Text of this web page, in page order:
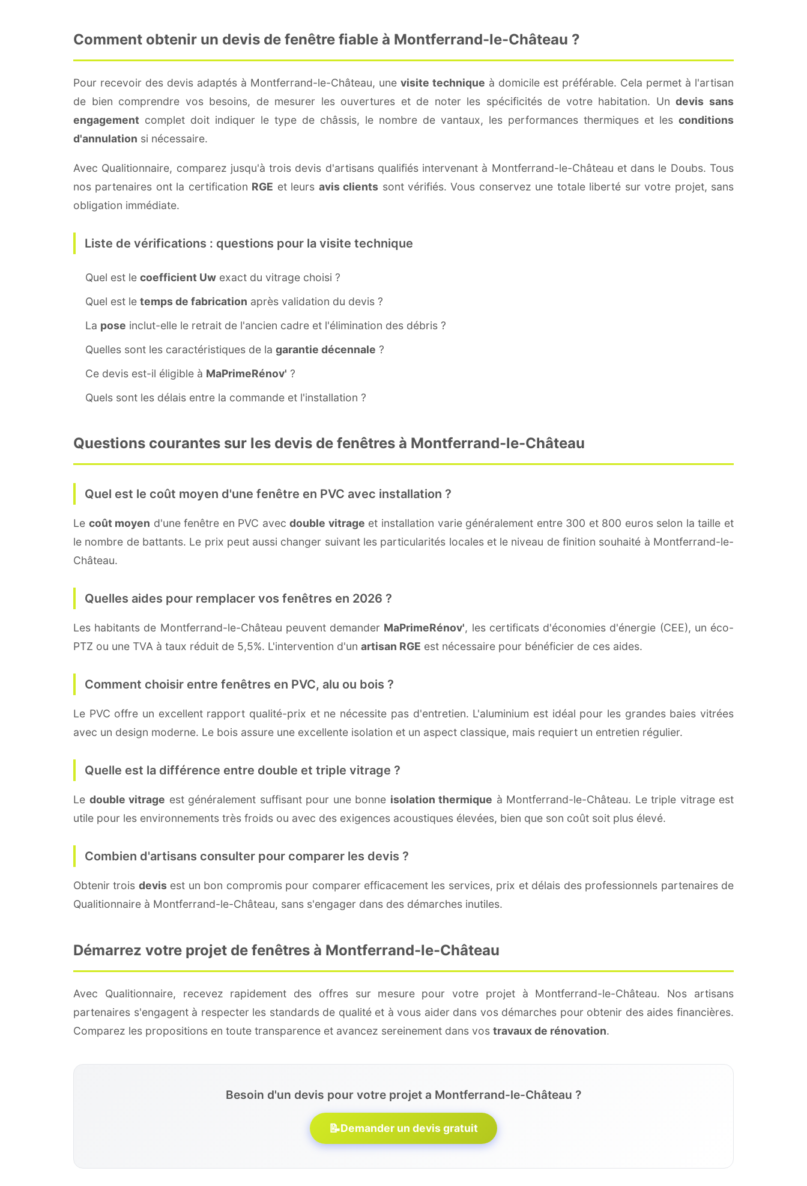
Comment obtenir un devis de fenêtre fiable à Montferrand-le-Château ?
Pour recevoir des devis adaptés à Montferrand-le-Château, une visite technique à domicile est préférable. Cela permet à l'artisan
de bien comprendre vos besoins, de mesurer les ouvertures et de noter les spécificités de votre habitation. Undevis sans
engagement complet doit indiquer le type de châssis, le nombre de vantaux, les performances thermiques et les conditions
d'annulation si nécessaire.
Avec Qualitionnaire, comparez jusqu'à trois devis d'artisans qualifiés intervenant à Montferrand-le-Château et dans le Doubs. Tous
nos partenaires ont la certification RGE et leurs avis clients sont vérifiés. Vous conservez une totale liberté sur votre projet, sans
obligation immédiate.
Liste de vérifications : questions pour la visite technique
Quel est le coefficient Uw exact du vitrage choisi ?
Quel est le temps de fabrication après validation du devis ?
La pose inclut-elle le retrait de l'ancien cadre et l'élimination des débris ?
Quelles sont les caractéristiques de la garantie décennale ?
Ce devis est-il éligible à MaPrimeRénov' ?
Quels sont les délais entre la commande et l'installation ?
Questions courantes sur les devis de fenêtres à Montferrand-le-Château
Quel est le coût moyen d'une fenêtre en PVC avec installation ?
Le coût moyen d'une fenêtre en PVC avecdouble vitrage et installation varie généralement entre 300 et 800 euros selon la taille et
le nombre de battants. Le prix peut aussi changer suivant les particularités locales et le niveau de finition souhaité à Montferrand-le-
Château.
Quelles aides pour remplacer vos fenêtres en 2026 ?
Les habitants de Montferrand-le-Château peuvent demander MaPrimeRénov', les certificats d'économies d'énergie (CEE), un éco-
PTZ ou une TVA à taux réduit de 5,5%. L'intervention d'un artisan RGE est nécessaire pour bénéficier de ces aides.
Comment choisir entre fenêtres en PVC, alu ou bois ?
Le PVC offre un excellent rapport qualité-prix et ne nécessite pas d'entretien. L'aluminium est idéal pour les grandes baies vitrées
avec un design moderne. Le bois assure une excellente isolation et un aspect classique, mais requiert un entretien régulier.
Quelle est la différence entre double et triple vitrage ?
Le double vitrage est généralement suffisant pour une bonne isolation thermique à Montferrand-le-Château. Le triple vitrage est
utile pour les environnements très froids ou avec des exigences acoustiques élevées, bien que son coût soit plus élevé.
Combien d'artisans consulter pour comparer les devis ?
Obtenir trois devisest un bon compromis pour comparer efficacement les services, prix et délais des professionnels partenaires de
Qualitionnaire à Montferrand-le-Château, sans s'engager dans des démarches inutiles.
Démarrez votre projet de fenêtres à Montferrand-le-Château
Avec Qualitionnaire, recevez rapidement des offres sur mesure pour votre projet à Montferrand-le-Château. Nos artisans
partenaires s'engagent à respecter les standards de qualité et à vous aider dans vos démarches pour obtenir des aides financières.
Comparez les propositions en toute transparence et avancez sereinement dans vos travaux de rénovation.
Besoin d'un devis pour votre projet a Montferrand-le-Château ?
📝Demander un devis gratuit